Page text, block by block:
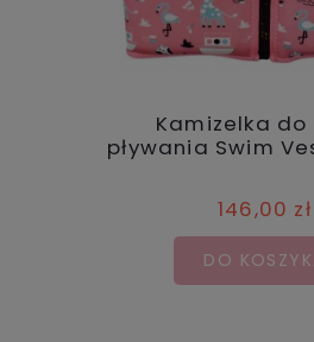
Kamizelka do
pływania Swim
146,00 zł
DO